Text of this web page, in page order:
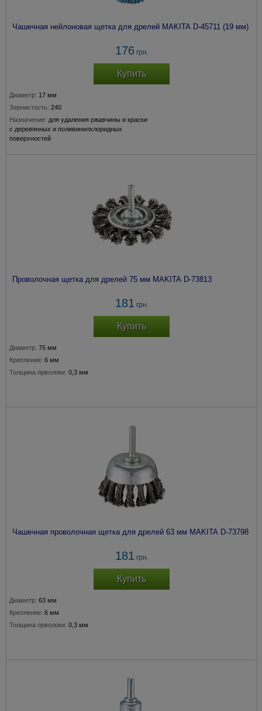
Чашечная нейлоновая щетка для дрелей MAKITA D-45711 (19 мм)
176грн.
Купить
Диаметр: 17 мм
Зернистость: 240
Назначение: для удаления ржавчины и краски
с деревянных и поливинилхлоридных
поверхностей
Проволочная щетка для дрелей 75 мм MAKITA D-73813
181 грн.
Купить
Диаметр: 75 мм
Крепление: 6 мм
Толщина прволоки: 0,3 мм
Чашечная проволочная щетка для дрелей 63 мм MAKITA D-73798
181 грн.
Купить
Диаметр: 63 мм
Крепление: 6 мм
Толщина прволоки: 0,3 мм